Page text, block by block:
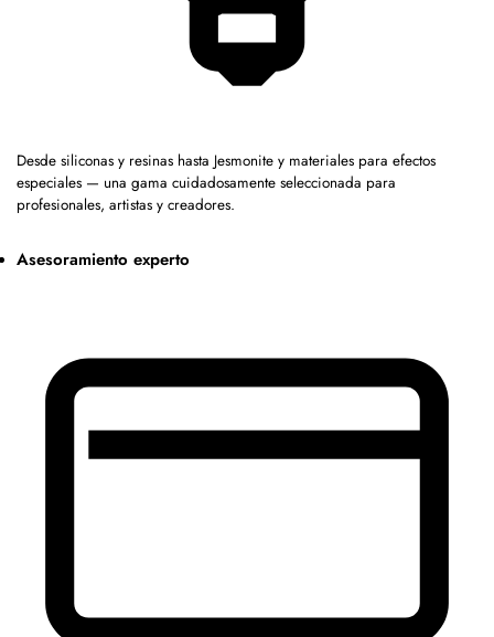
Desde siliconas y resinas hasta Jesmonite y materiales para efectos
especiales — una gama cuidadosamente seleccionada para
profesionales, artistas y creadores.
Asesoramiento experto